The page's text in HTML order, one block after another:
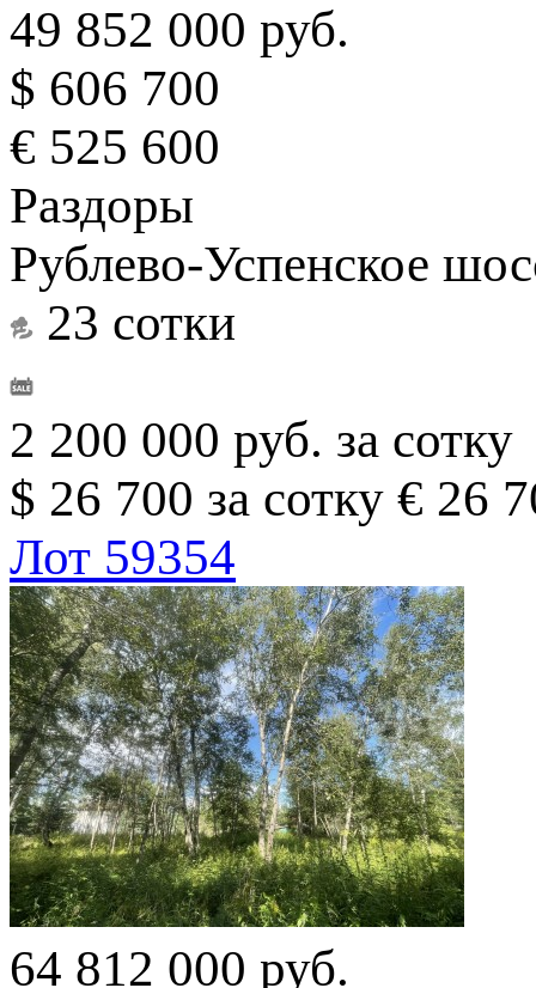
49 852 000 руб.
$ 606 700
€ 525 600
Раздоры
Рублево-Успенское
23 сотки
2 200 000 руб. за сотку
$ 26 700 за сотку € 26
Лот 59354
64 812 000 руб.